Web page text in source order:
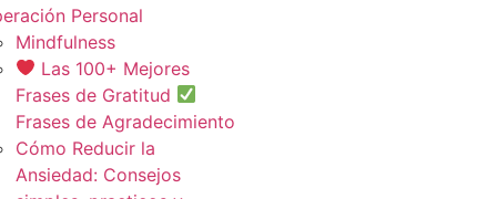
Personal
Mindfulness
Las 100+ Mejores
Frases de Gratitud
Frases de Agradecimiento
Cómo Reducir la
Ansiedad: Consejos